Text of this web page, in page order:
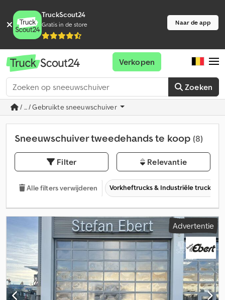
TruckScout24
Gratis in de store Naar de app
Zoeken
Verkopen
/ ... / Gebruikte sneeuwschuiver
Sneeuwschuiver tweedehands te koop (8)
Filter Relevantie
Alle filters verwijderen Vorkheftrucks & Industriële trucks
Advertentie